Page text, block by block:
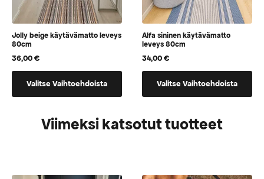
Jolly beige käytävämatto leveys
80cm
36,00€
Valitse Vaihtoehdoista
vaihtoehtoja,
tuotteen
Alfa sininen käytävämatto
leveys 80cm
34,00€
Valitse Vaihtoehdoista
vaihtoehtoja,
jotka
tuotteen
Viimeksi katsotut tuotteet